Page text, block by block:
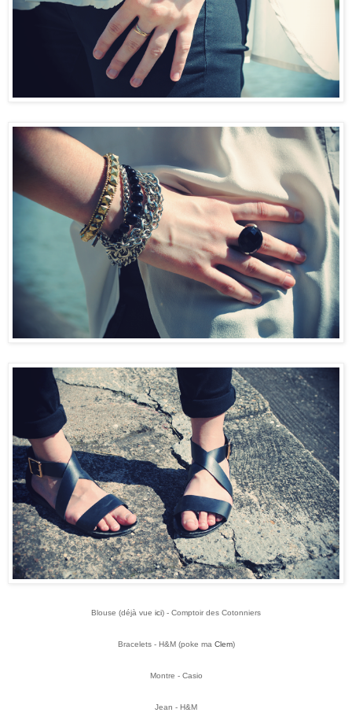
Blouse (déjà vue ici) - Comptoir des Cotonniers
Bracelets - H&M (poke ma Clem)
Montre - Casio
Jean - H&M